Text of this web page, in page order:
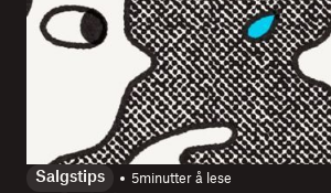
Salgstips 5minutter å lese